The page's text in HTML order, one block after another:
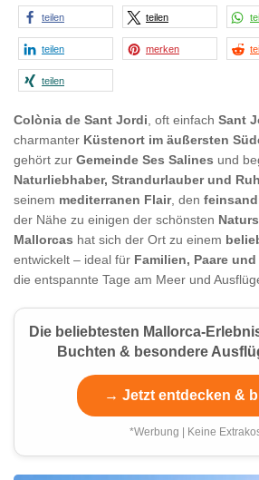
teilen teilen
teilen merken
teilen
Colònia de Sant Jordi , oft einfach Sant
charmanter Küstenort im äußersten
gehört zur Gemeinde Ses Salines und
Naturliebhaber, Strandurlauber und
seinem mediterranen Flair, den
der Nähe zu einigen der schönsten
Mallorcas hat sich der Ort zu einem
entwickelt – ideal für Familien, Paare
die entspannte Tage am Meer und
Die beliebtesten Mallorca-
Buchten & besondere
→ Jetzt entdecken &
*Werbung | Keine